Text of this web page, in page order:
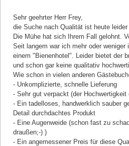
Sehr geehrter Herr Frey,
die Suche nach Qualität ist heute
Die Mühe hat sich Ihrem Fall gelohnt.
Seit langem war ich mehr oder
einem "Bienenhotel". Leider bietet der
und schon gar keine qualitativ
Wie schon in vielen anderen
- Unkomplizierte, schnelle Lieferung
- Sehr gut verpackt (der
- Ein tadelloses, handwerklich sauber
Detail durchdachtes Produkt
- Eine Augenweide (schon fast zu
draußen;-) )
- Ein angemessener Preis für diese